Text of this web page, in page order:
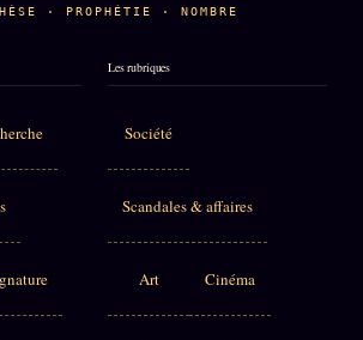
· PROPHÉTIE · NOMBRE
Les rubriques
Société
Scandales & affaires
Art Cinéma